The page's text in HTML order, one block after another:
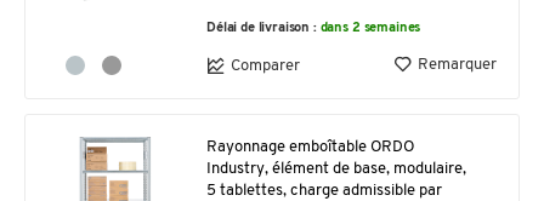
Délai de livraison : dans 2 semaines
Comparer Remarquer
Rayonnage emboîtable ORDO
Industry, élément de base, modulaire,
5 tablettes, charge admissible par